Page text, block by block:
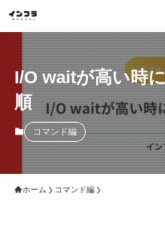
I/O waitが高い時
順
コマンド編
ホーム コマンド編